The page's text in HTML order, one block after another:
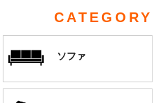
CATEGORY
ソファ